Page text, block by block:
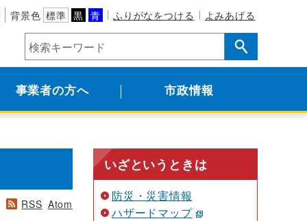
背景色 標準 黒 青 ふりがなをつける よみあげる
事業者の方へ 市政情報
RSS Atom
いざというときは
防災・災害情報
ハザードマップ